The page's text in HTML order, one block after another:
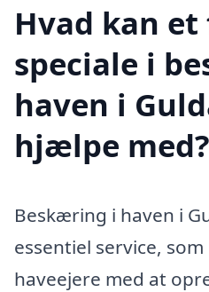
Hvad kan
speciale i
haven i
hjælpe med?
Beskæring i haven i
essentiel service,
haveejere med at